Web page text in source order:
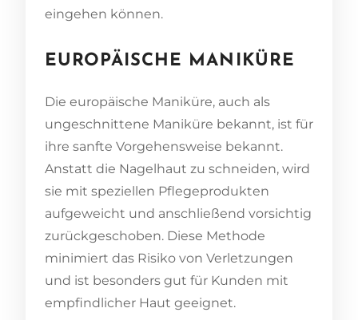
eingehen können.
EUROPÄISCHE MANIKÜRE
Die europäische Maniküre, auch als
ungeschnittene Maniküre bekannt, ist für
ihre sanfte Vorgehensweise bekannt.
Anstatt die Nagelhaut zu schneiden, wird
sie mit speziellen Pflegeprodukten
aufgeweicht und anschließend vorsichtig
zurückgeschoben. Diese Methode
minimiert das Risiko von Verletzungen
und ist besonders gut für Kunden mit
empfindlicher Haut geeignet.